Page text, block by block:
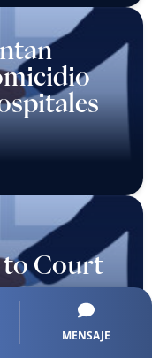
to Court
MENSAJE